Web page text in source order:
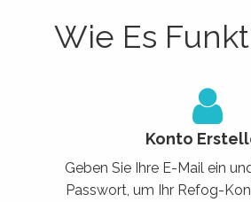
Wie Es
Konto
Geben Sie Ihre E-Mail ein
Passwort, um Ihr Refog-